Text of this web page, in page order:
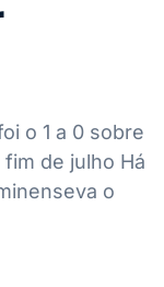
o 1 a 0 sobre
de julho Há
o